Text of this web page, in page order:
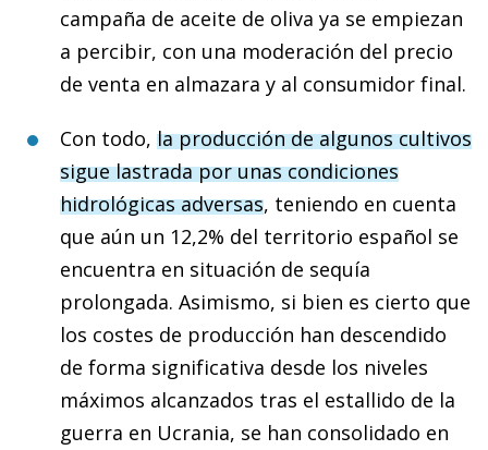
campaña de aceite de oliva ya se empiezan
a percibir, con una moderación del precio
de venta en almazara y al consumidor final.
Con todo, la producción de algunos cultivos
sigue lastrada por unas condiciones
hidrológicas adversas, teniendo en cuenta
que aún un 12,2% del territorio español se
encuentra en situación de sequía
prolongada. Asimismo, si bien es cierto que
los costes de producción han descendido
de forma significativa desde los niveles
máximos alcanzados tras el estallido de la
guerra en Ucrania, se han consolidado en